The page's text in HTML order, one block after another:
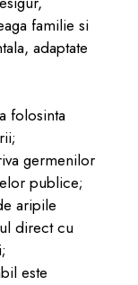
familie si
adaptate
folosinta
germenilor
publice;
aripile
direct cu
este